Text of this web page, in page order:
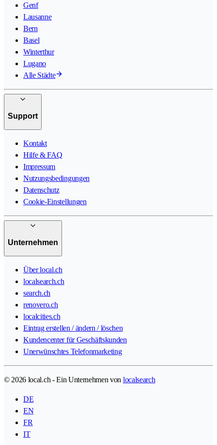
Genf
Lausanne
Bern
Basel
Winterthur
Lugano
Alle Städte
Support
Kontakt
Hilfe & FAQ
Impressum
Nutzungsbedingungen
Datenschutz
Cookie-Einstellungen
Unternehmen
Über local.ch
localsearch.ch
search.ch
renovero.ch
localcities.ch
Eintrag erstellen / ändern / löschen
Kundencenter für Geschäftskunden
Unerwünschtes Telefonmarketing
© 2026 local.ch - Ein Unternehmen von localsearch
DE
EN
FR
IT